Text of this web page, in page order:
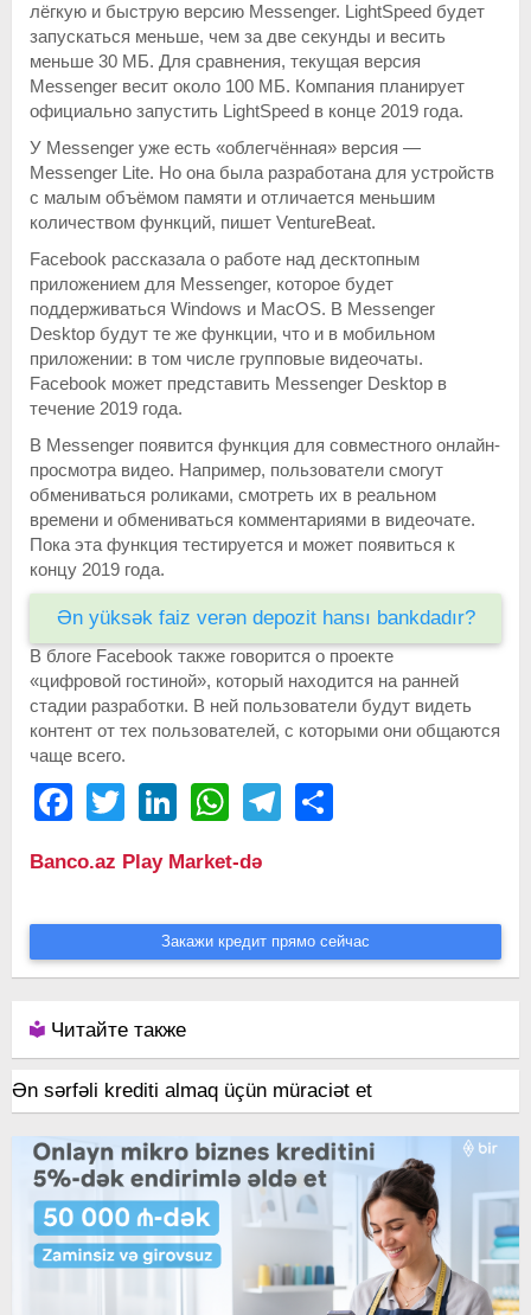
лёгкую и быструю версию Messenger. LightSpeed будет
запускаться меньше, чем за две секунды и весить
меньше 30 МБ. Для сравнения, текущая версия
Messenger весит около 100 МБ. Компания планирует
официально запустить LightSpeed в конце 2019 года.
У Messenger уже есть «облегчённая» версия —
Messenger Lite. Но она была разработана для устройств
с малым объёмом памяти и отличается меньшим
количеством функций, пишет VentureBeat.
Facebook рассказала о работе над десктопным
приложением для Messenger, которое будет
поддерживаться Windows и MacOS. В Messenger
Desktop будут те же функции, что и в мобильном
приложении: в том числе групповые видеочаты.
Facebook может представить Messenger Desktop в
течение 2019 года.
В Messenger появится функция для совместного онлайн-
просмотра видео. Например, пользователи смогут
обмениваться роликами, смотреть их в реальном
времени и обмениваться комментариями в видеочате.
Пока эта функция тестируется и может появиться к
концу 2019 года.
Ən yüksək faiz verən depozit hansı bankdadır?
В блоге Facebook также говорится о проекте
«цифровой гостиной», который находится на ранней
стадии разработки. В ней пользователи будут видеть
контент от тех пользователей, с которыми они общаются
чаще всего.
FacebookTwitter LinkedIn WhatsAppTelegram
Banco.az Play Market-də
Закажи кредит прямо сейчас
Читайте также
Ən sərfəli krediti almaq üçün müraciət et